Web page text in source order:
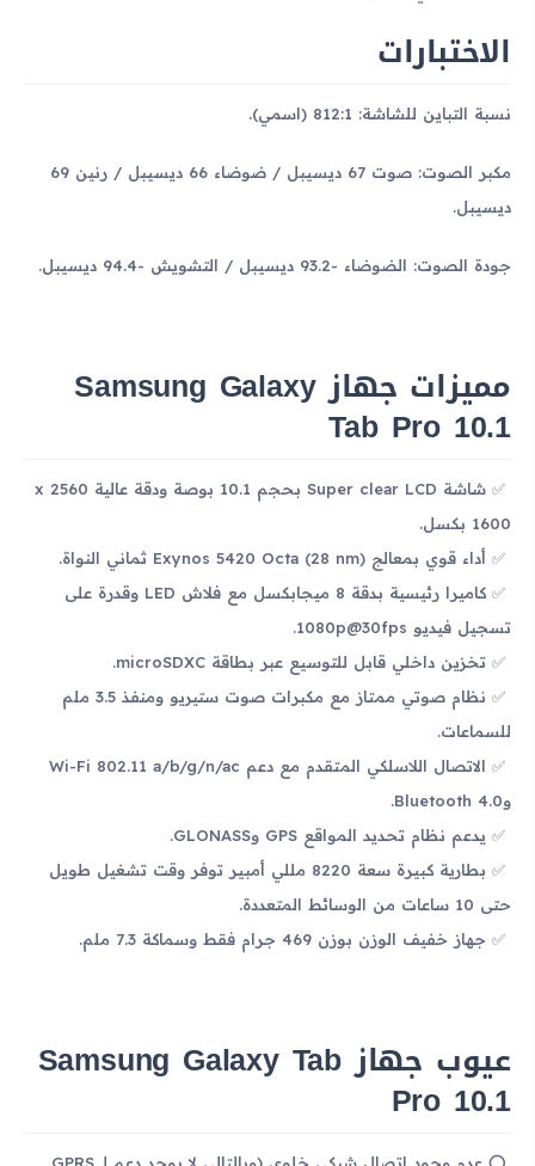
الاختبارات
نسبة التباين للشاشة: 812:1 (اسمي).
مكبر الصوت: صوت 67 ديسيبل / ضوضاء 66 ديسيبل / رنين 69
ديسيبل.
جودة الصوت: الضوضاء -93.2 ديسيبل / التشويش -94.4 ديسيبل.
مميزات جهاز Samsung Galaxy
Tab Pro 10.1
شاشة Super clear LCD بحجم 10.1 بوصة ودقة عالية 2560 x
1600 بكسل.
أداء قوي بمعالج Exynos 5420 Octa (28 nm) ثماني النواة.
كاميرا رئيسية بدقة 8 ميجابكسل مع فلاش LED وقدرة على
تسجيل فيديو 1080p@30fps.
تخزين داخلي قابل للتوسيع عبر بطاقة microSDXC.
نظام صوتي ممتاز مع مكبرات صوت ستيريو ومنفذ 3.5 ملم
للسماعات.
الاتصال اللاسلكي المتقدم مع دعم Wi-Fi 802.11 a/b/g/n/ac
وBluetooth 4.0.
يدعم نظام تحديد المواقع GPS وGLONASS.
بطارية كبيرة سعة 8220 مللي أمبير توفر وقت تشغيل طويل
حتى 10 ساعات من الوسائط المتعددة.
جهاز خفيف الوزن بوزن 469 جرام فقط وسماكة 7.3 ملم.
عيوب جهاز Samsung Galaxy Tab
Pro 10.1
عدم وجود اتصال شبكي خلوي (وبالتالي لا يوجد دعم لـ GPRS